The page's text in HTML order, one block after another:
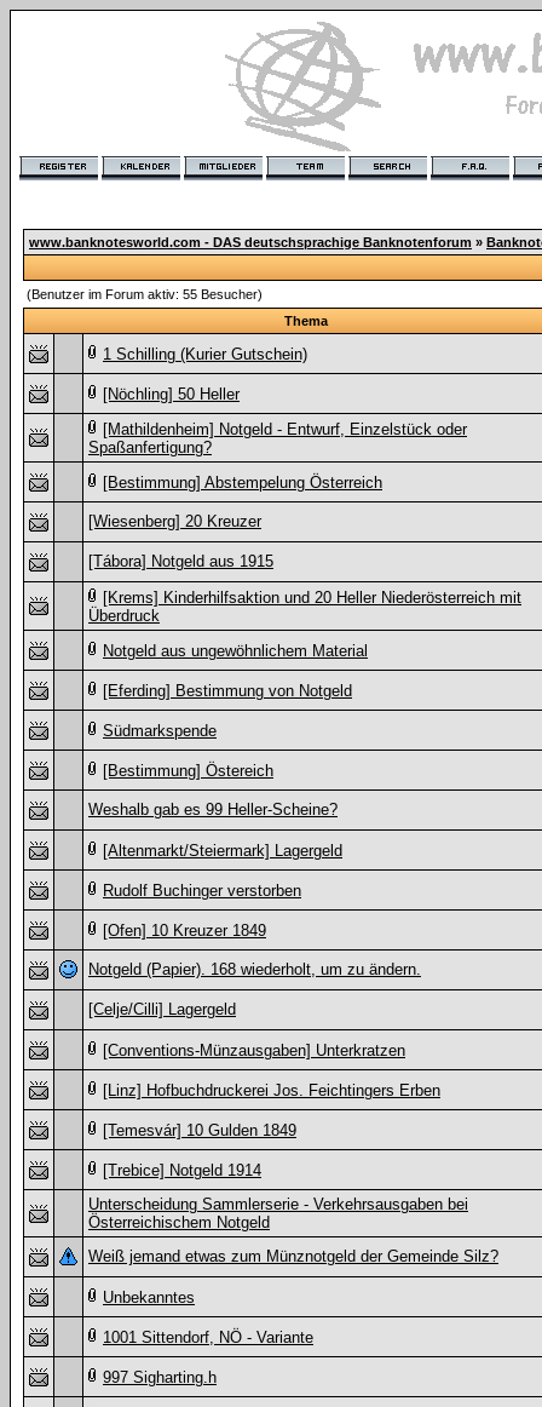
www.banknotesworld.com - DAS deutschsprachige Banknotenforum »
(Benutzer im Forum aktiv: 55 Besucher)
Thema
1 Schilling (Kurier Gutschein)
[Nöchling] 50 Heller
[Mathildenheim] Notgeld - Entwurf, Einzelstück oder
Spaßanfertigung?
[Bestimmung] Abstempelung Österreich
[Wiesenberg] 20 Kreuzer
[Tábora] Notgeld aus 1915
[Krems] Kinderhilfsaktion und 20 Heller Niederösterreich mit
Überdruck
Notgeld aus ungewöhnlichem Material
[Eferding] Bestimmung von Notgeld
Südmarkspende
[Bestimmung] Östereich
Weshalb gab es 99 Heller-Scheine?
[Altenmarkt/Steiermark] Lagergeld
Rudolf Buchinger verstorben
[Ofen] 10 Kreuzer 1849
Notgeld (Papier). 168 wiederholt, um zu ändern.
[Celje/Cilli] Lagergeld
[Conventions-Münzausgaben] Unterkratzen
[Linz] Hofbuchdruckerei Jos. Feichtingers Erben
[Temesvár] 10 Gulden 1849
[Trebice] Notgeld 1914
Unterscheidung Sammlerserie - Verkehrsausgaben bei
Österreichischem Notgeld
Weiß jemand etwas zum Münznotgeld der Gemeinde Silz?
Unbekanntes
1001 Sittendorf, NÖ - Variante
997 Sigharting.h